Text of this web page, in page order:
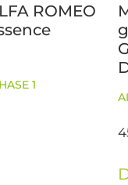
ROMEO
1